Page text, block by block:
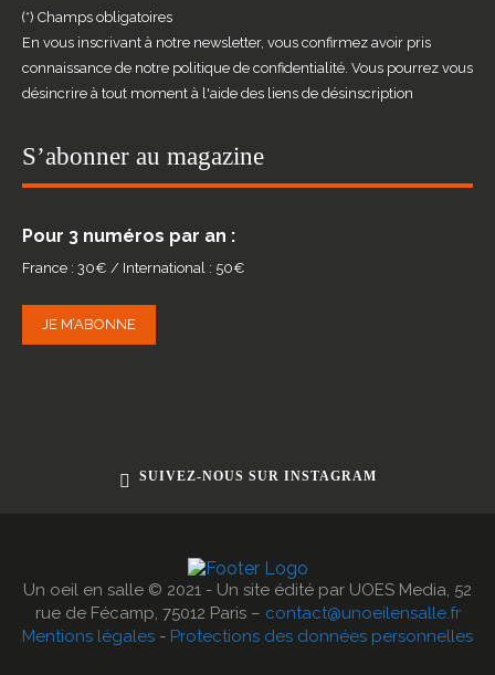
(*) Champs obligatoires
En vous inscrivant à notre newsletter, vous confirmez avoir pris
connaissance de notre politique de confidentialité. Vous pourrez vous
désincrire à tout moment à l'aide des liens de désinscription
S’abonner au magazine
Pour 3 numéros par an :
France : 30€ / International : 50€
JE M’ABONNE
SUIVEZ-NOUS SUR INSTAGRAM
Un oeil en salle © 2021 - Un site édité par UOES Media, 52
rue de Fécamp, 75012 Paris – contact@unoeilensalle.fr
Mentions légales - Protections des données personnelles